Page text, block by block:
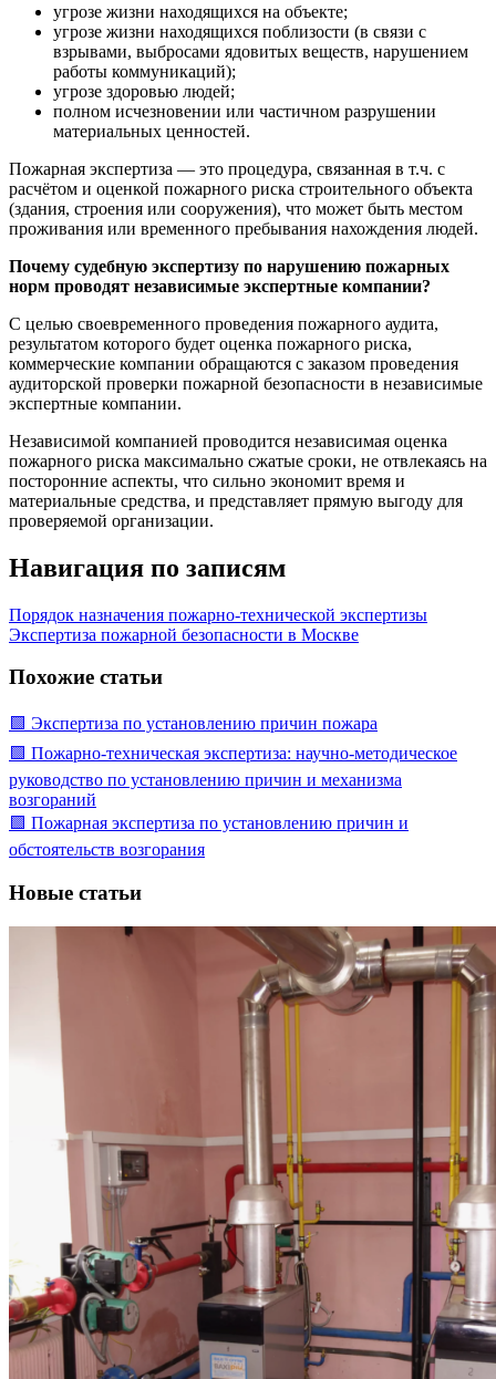
угрозе жизни находящихся на объекте;
угрозе жизни находящихся поблизости (в связи с
взрывами, выбросами ядовитых веществ, нарушением
работы коммуникаций);
угрозе здоровью людей;
полном исчезновении или частичном разрушении
материальных ценностей.
Пожарная экспертиза ― это процедура, связанная в т.ч. с
расчётом и оценкой пожарного риска строительного объекта
(здания, строения или сооружения), что может быть местом
проживания или временного пребывания нахождения людей.
Почему судебную экспертизу по нарушению пожарных
норм проводят независимые экспертные компании?
С целью своевременного проведения пожарного аудита,
результатом которого будет оценка пожарного риска,
коммерческие компании обращаются с заказом проведения
аудиторской проверки пожарной безопасности в независимые
экспертные компании.
Независимой компанией проводится независимая оценка
пожарного риска максимально сжатые сроки, не отвлекаясь на
посторонние аспекты, что сильно экономит время и
материальные средства, и представляет прямую выгоду для
проверяемой организации.
Навигация по записям
Порядок назначения пожарно-технической экспертизы
Экспертиза пожарной безопасности в Москве
Похожие статьи
🟩 Экспертиза по установлению причин пожара
🟩 Пожарно-техническая экспертиза: научно-методическое
руководство по установлению причин и механизма
возгораний
🟩 Пожарная экспертиза по установлению причин и
обстоятельств возгорания
Новые статьи